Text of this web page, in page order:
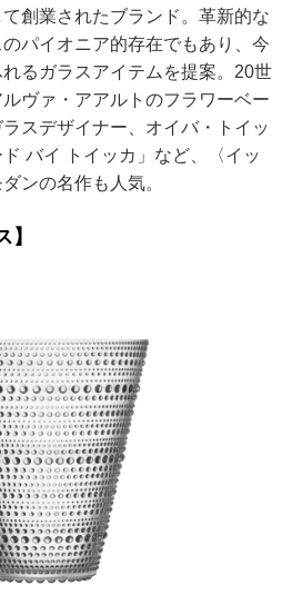
創業されたブランド。革新的な
パイオニア的存在でもあり、今
るガラスアイテムを提案。20世
ヴァ・アアルトのフラワーベー
スデザイナー、オイバ・トイッ
バイ トイッカ」など、〈イッ
ンの名作も人気。
】